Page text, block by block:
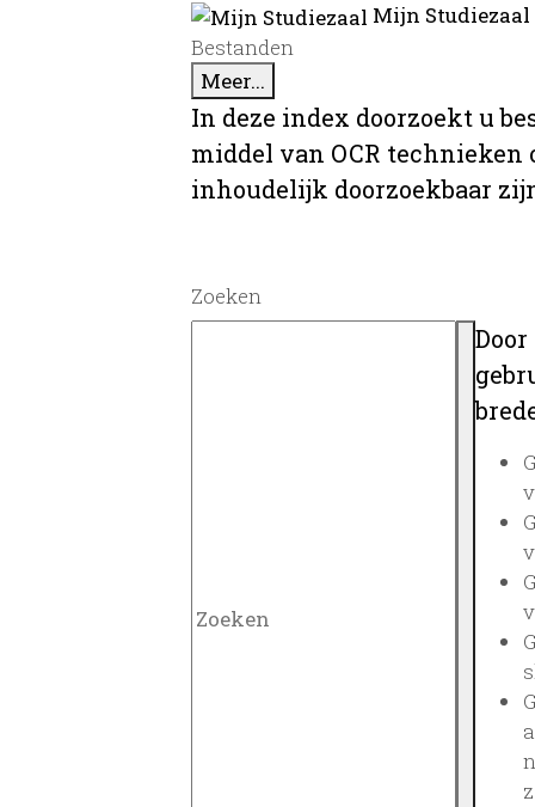
Mijn
Bestanden
Meer...
In deze index doorzoekt u
middel van OCR
inhoudelijk doorzoekbaar
Zoeken